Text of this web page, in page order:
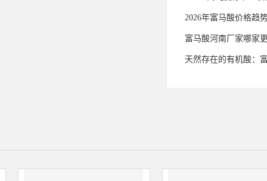
2026年富马酸价格趋
富马酸河南厂家哪家
天然存在的有机酸：